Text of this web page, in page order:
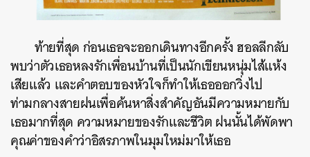
ท้ายที่สุด ก่อนเธอจะออกเดินทางอีกครั้ง ฮอลลีกลับ
พบว่าตัวเธอหลงรักเพื่อนบ้านที่เป็นนักเขียนหนุ่มไส้แห้ง
เสียแล้ว และคำตอบของหัวใจก็ทำให้เธอออกวิ่งไป
ท่ามกลางสายฝนเพื่อค้นหาสิ่งสำคัญอันมีความหมายกับ
เธอมากที่สุด ความหมายของรักและชีวิต ฝนนั้นได้พัดพา
คุณค่าของคำว่าอิสรภาพในมุมใหม่มาให้เธอ